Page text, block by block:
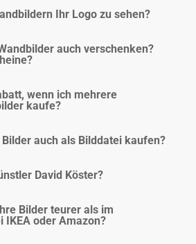
Ihr Logo zu sehen?
auch verschenken?
wenn ich mehrere
kaufe?
auch als Bilddatei kaufen?
David Köster?
Bilder teurer als im
IKEA oder Amazon?